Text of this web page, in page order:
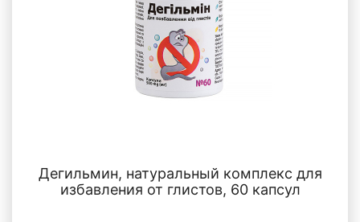
Дегильмин, натуральный комплекс для
избавления от глистов, 60 капсул